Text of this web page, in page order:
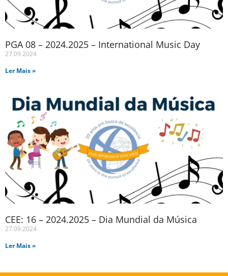
PGA 08 – 2024.2025 – International Music Day
27.09.2024
Ler Mais »
CEE: 16 – 2024.2025 – Dia Mundial da Música
27.09.2024
Ler Mais »